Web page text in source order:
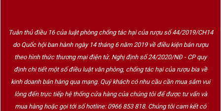
Tuân thủ điều 16 của luật phòng chống tác hại của rượu số 44/2019/CH14
do Quốc hội ban hành ngày 14 tháng 6 năm 2019 về điều kiện bán rượu
theo hình thức thương mại điện tử. Nghị định số 24/2020/NĐ - CP quy
định chi tiết một số điều luật văn phòng, chống tác hại của rượu bia về
kinh doanh bán hàng qua mạng. Quý khách có nhu cầu cần mua sắm vui
lòng đến trực tiếp hệ thống cửa hàng của chúng tôi để được tư vấn và
mua hàng hoặc gọi tới số hotline: 0966 853 818. Chúng tôi cam kết có